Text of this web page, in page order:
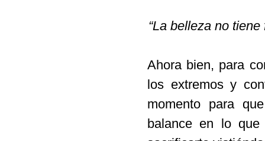
“La belleza no
Ahora bien, para
los extremos y
momento para
balance en lo